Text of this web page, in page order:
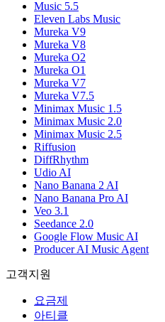
Music 5.5
Eleven Labs Music
Mureka V9
Mureka V8
Mureka O2
Mureka O1
Mureka V7
Mureka V7.5
Minimax Music 1.5
Minimax Music 2.0
Minimax Music 2.5
Riffusion
DiffRhythm
Udio AI
Nano Banana 2 AI
Nano Banana Pro AI
Veo 3.1
Seedance 2.0
Google Flow Music AI
Producer AI Music Agent
고객지원
요금제
아티클